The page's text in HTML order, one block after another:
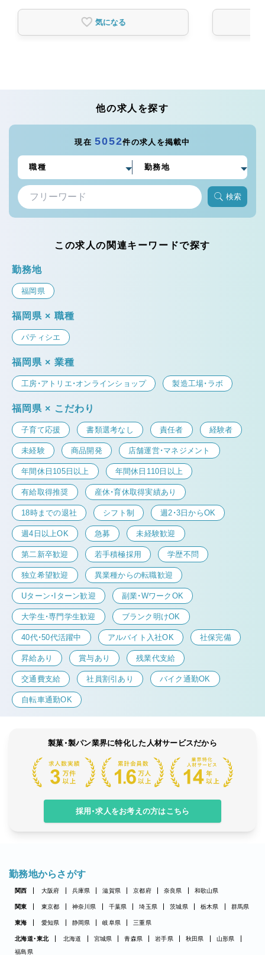
気になる
他の求人を探す
現在5052件の求人を掲載中
検索
この求人の関連キーワードで探す
勤務地
福岡県
福岡県 × 職種
パティシエ
福岡県 × 業種
工房・アトリエ・オンラインショップ 製造工場・ラボ
福岡県 × こだわり
子育て応援 書類選考なし 責任者 経験者
未経験 商品開発 店舗運営・マネジメント
年間休日105日以上 年間休日110日以上
有給取得推奨 産休・育休取得実績あり
18時までの退社 シフト制 週2・3日からOK
週4日以上OK 急募 未経験歓迎
第二新卒歓迎 若手積極採用 学歴不問
独立希望歓迎 異業種からの転職歓迎
Uターン・Iターン歓迎 副業・WワークOK
大学生・専門学生歓迎 ブランク明けOK
40代・50代活躍中 アルバイト入社OK 社保完備
昇給あり 賞与あり 残業代支給
交通費支給 社員割引あり バイク通勤OK
自転車通勤OK
製菓・製パン業界に特化した人材サービスだから
採用・求人をお考えの方はこちら
勤務地からさがす
関西 大阪府 兵庫県 滋賀県 京都府 奈良県 和歌山県
関東 東京都 神奈川県 千葉県 埼玉県 茨城県 栃木県 群馬県
東海 愛知県 静岡県 岐阜県 三重県
北海道・東北 北海道 宮城県 青森県 岩手県 秋田県
山形県
福島県